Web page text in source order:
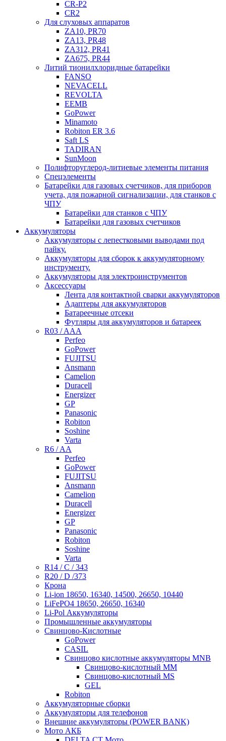
CR-P2
CR2
Для слуховых аппаратов
ZA10, PR70
ZA13, PR48
ZA312, PR41
ZA675, PR44
Литий тионилхлоридные батарейки
FANSO
NEVACELL
REVOLTA
EEMB
GoPower
Minamoto
Robiton ER 3.6
Saft LS
TADIRAN
SunMoon
Полифторуглерод-литиевые элементы питания
Спецэлементы
Батарейки для газовых счетчиков, для приборов
учета, для пожарной сигнализации, для станков с
ЧПУ
Батарейки для станков с ЧПУ
Батарейки для газовых счетчиков
Аккумуляторы
Аккумуляторы с лепестковыми выводами под
пайку.
Аккумуляторы для сборок к аккумуляторному
инструменту.
Аккумуляторы для электроинструментов
Аксессуары
Лента для контактной сварки аккумуляторов
Адаптеры для аккумуляторов
Батареечные отсеки
Футляры для аккумуляторов и батареек
R03 / AAA
Perfeo
GoPower
FUJITSU
Ansmann
Camelion
Duracell
Energizer
GP
Panasonic
Robiton
Soshine
Varta
R6 / AA
Perfeo
GoPower
FUJITSU
Ansmann
Camelion
Duracell
Energizer
GP
Panasonic
Robiton
Soshine
Varta
R14 / C / 343
R20 / D /373
Крона
Li-ion 18650, 16340, 14500, 26650, 10440
LiFePO4 18650, 26650, 16340
Li-Pol Аккумуляторы
Промышленные аккумуляторы
Свинцово-Кислотные
GoPower
CASIL
Свинцово кислотные аккумуляторы MNB
Cвинцово-кислотный MM
Cвинцово-кислотный MS
GEL
Robiton
Аккумуляторные сборки
Аккумуляторы для телефонов
Внешние аккумуляторы (POWER BANK)
Мото АКБ